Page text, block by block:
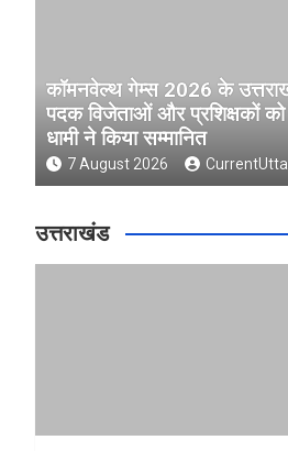
कॉमनवेल्थ गेम्स 2026 के
पदक विजेताओं और प्रशिक्षकों
धामी ने किया सम्मानित
7 August 2026
धामी ने उत्कृष्ट
सम्मानित
उत्तराखंड